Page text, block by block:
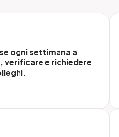
centralizzata
video, documenti e audio
repository accessibile da
ogni settimana a
verificare e richiedere